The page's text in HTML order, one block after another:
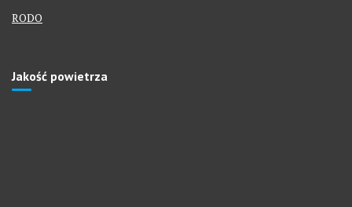
RODO
Jakość powietrza